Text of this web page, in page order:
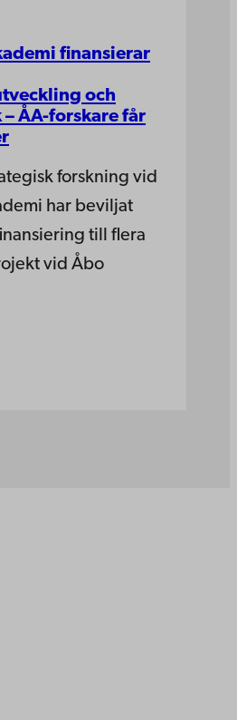
finansierar
och
ÅA-forskare får
forskning vid
har beviljat
till flera
vid Åbo